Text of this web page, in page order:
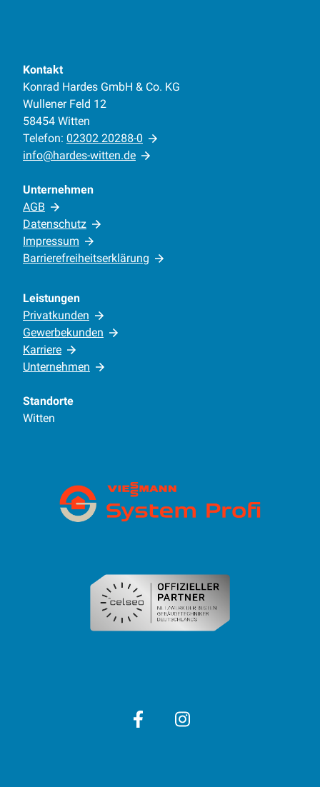
Kontakt
Konrad Hardes GmbH & Co. KG
Wullener Feld 12
58454 Witten
Telefon: 02302 20288-0
info@hardes-witten.de
Unternehmen
AGB
Datenschutz
Impressum
Barrierefreiheitserklärung
Leistungen
Privatkunden
Gewerbekunden
Karriere
Unternehmen
Standorte
Witten